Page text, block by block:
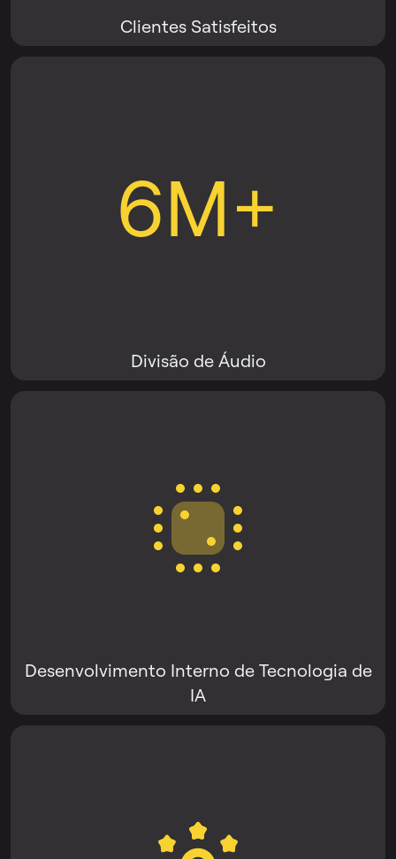
Clientes Satisfeitos
6M+
Divisão de Áudio
Desenvolvimento Interno de Tecnologia de
IA